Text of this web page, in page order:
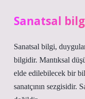
Sanatsal
Sanatsal bilgi,
bilgidir. Mantıksal
elde edilebilecek bir
sanatçının sezgisidir.